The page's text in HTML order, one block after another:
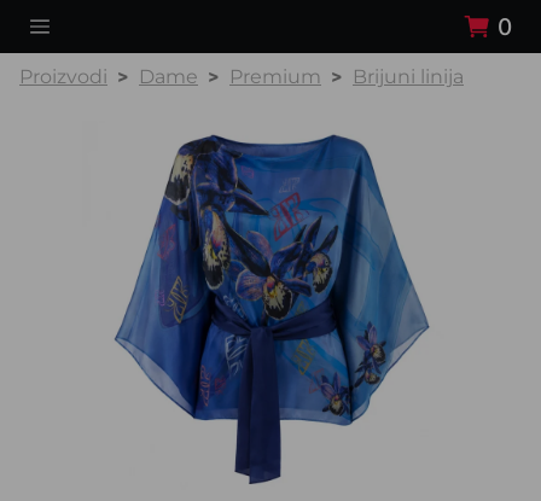
0
Proizvodi Dame Premium Brijuni linija